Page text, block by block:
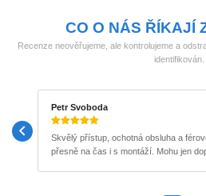
CO O NÁS ŘÍKAJÍ
Recenze neověřujeme, ale kontrolujeme a
identifikován.
Petr Svoboda
Skvělý přístup, ochotná obsluha a
přesně na čas i s montáží. Mohu jen